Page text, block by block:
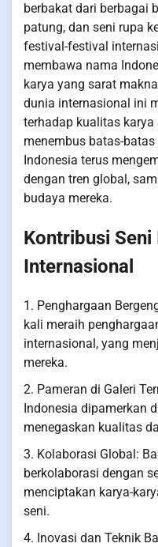
berbakat dari berbagai
patung, dan seni rupa
festival-festival
membawa nama
karya yang sarat
dunia internasional ini
terhadap kualitas
menembus batas-
Indonesia terus
dengan tren global,
budaya mereka.
Kontribusi Seni
Internasional
1. Penghargaan
kali meraih
internasional, yang
mereka.
2. Pameran di Galeri
Indonesia dipamerkan
menegaskan kualitas
3. Kolaborasi Global:
berkolaborasi dengan
menciptakan karya-
seni.
4. Inovasi dan Teknik